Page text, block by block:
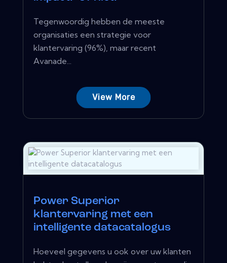
Tegenwoordig hebben de meeste
organisaties een strategie voor
klantervaring (96%), maar recent
Avanade...
View More
Power Superior
klantervaring met een
intelligente datacatalogus
Hoeveel gegevens u ook over uw klanten